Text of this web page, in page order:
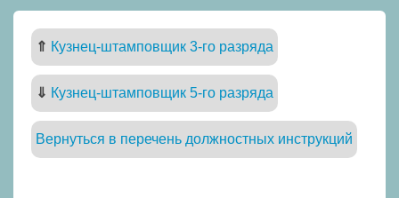
⇑ Кузнец-штамповщик 3-го разряда
⇓ Кузнец-штамповщик 5-го разряда
Вернуться в перечень должностных инструкций